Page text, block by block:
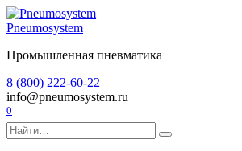
Перейти
к
Pneumosystem
Промышленная пневматика
8 (800) 222-60-22
info@pneumosystem.ru
0
Search
for: